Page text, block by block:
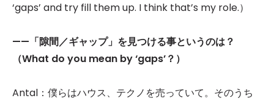
‘gaps’ and try fill them up. I think that’s my role.）
—— 「隙間／ギャップ」を見つける事というのは？
（What do you mean by ‘gaps’？）
Antal：僕らはハウス、テクノを売っていて。そのうち